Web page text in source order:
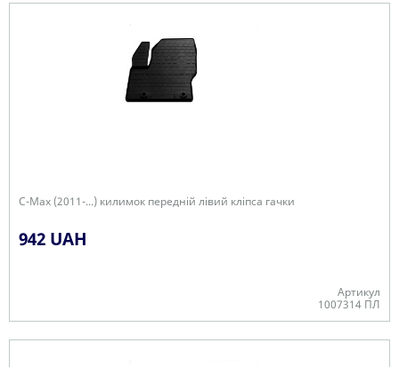
C-Max (2011-...) килимок передній лівий кліпса гачки
942 UAH
Артикул
1007314 ПЛ